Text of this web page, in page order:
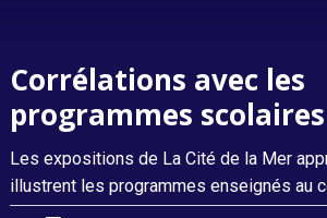
Corrélations avec les
programmes scolaires
Les expositions de La Cité de la Mer
illustrent les programmes enseignés au